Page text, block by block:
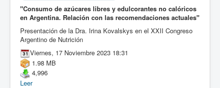
"Consumo de azúcares libres y edulcorantes no calóricos
en Argentina. Relación con las recomendaciones actuales"
Presentación de la Dra. Irina Kovalskys en el XXII Congreso
Argentino de Nutrición
Viernes, 17 Noviembre 2023 18:31
1.98 MB
4,996
Leer